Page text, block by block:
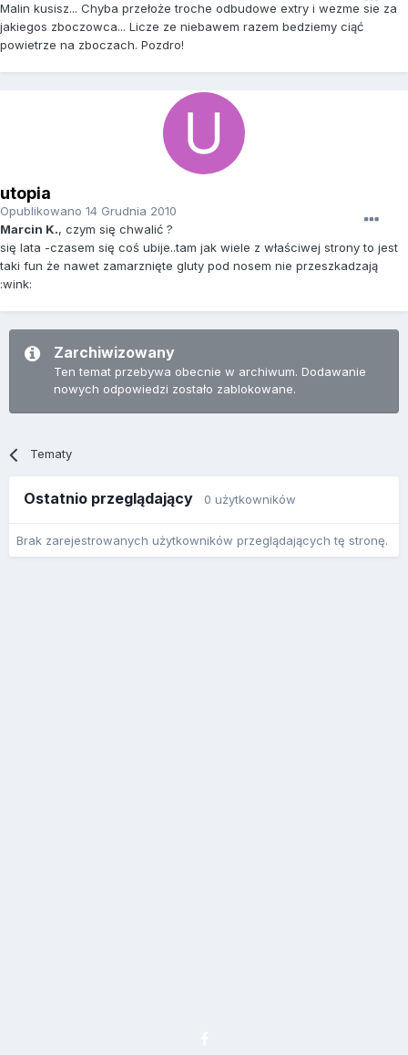
Malin kusisz... Chyba przełoże troche odbudowe extry i wezme sie za
jakiegos zboczowca... Licze ze niebawem razem bedziemy ciąć
powietrze na zboczach. Pozdro!
utopia
Opublikowano 14 Grudnia 2010
Marcin K., czym się chwalić ?
się lata -czasem się coś ubije..tam jak wiele z właściwej strony to jest
taki fun że nawet zamarznięte gluty pod nosem nie przeszkadzają
:wink:
Zarchiwizowany
Ten temat przebywa obecnie w archiwum. Dodawanie
nowych odpowiedzi zostało zablokowane.
Tematy
Ostatnio przeglądający 0 użytkowników
Brak zarejestrowanych użytkowników przeglądających tę stronę.